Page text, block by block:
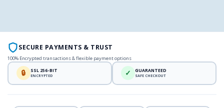
SECURE PAYMENTS & TRUST
100% Encrypted transactions & flexible payment options
🔒 SSL 256-BIT
ENCRYPTED ✓ GUARANTEED
SAFE CHECKOUT